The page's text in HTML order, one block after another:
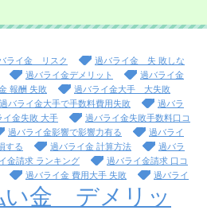
ライ金 リスク
過バライ金 失 敗しな
過バライ金デメリット
過バライ金
報酬 失敗
過バライ金大手 大失敗
過バライ金大手で手数料費用失敗
過バラ
イ金失敗 大手
過バライ金失敗手数料口コ
過バライ金影響で影響力有る
過バライ
する 過バライ金 計算方法
過バラ
金請求 ランキング
過バライ金請求 口コ
過バライ金 費用大手 失敗 過バライ
い金 デメリッ